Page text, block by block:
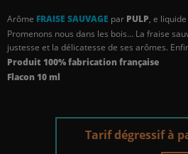
Arôme FRAISE SAUVAGE par PULP, e
Promenons nous dans les bois… La fraise
justesse et la délicatesse de ses arômes.
Produit 100% fabrication française
Flacon 10 ml
Tarif dégressif à